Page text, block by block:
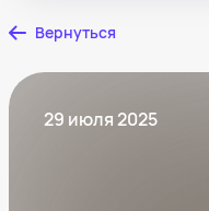
Вернуться
29 июля 2025